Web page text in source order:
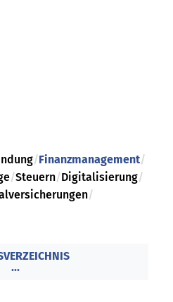
/Finanzmanagement/
/Steuern/Digitalisierung/
/
...